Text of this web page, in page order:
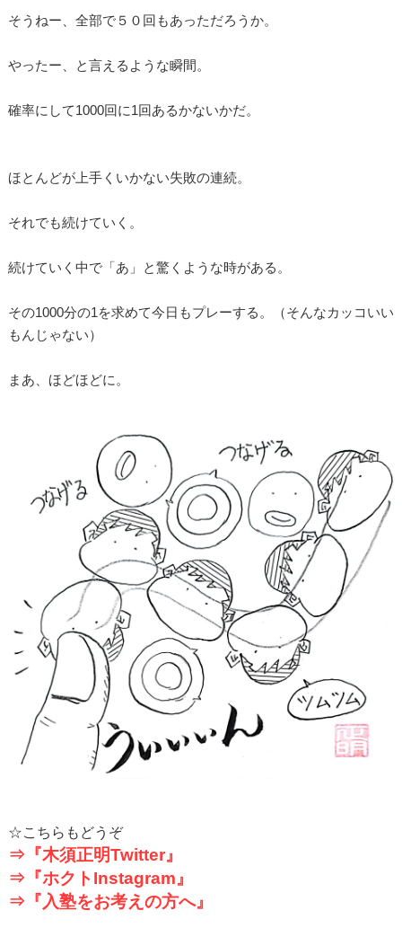
そうねー、全部で５０回もあっただろうか。
やったー、と言えるような瞬間。
確率にして1000回に1回あるかないかだ。
ほとんどが上手くいかない失敗の連続。
それでも続けていく。
続けていく中で「あ」と驚くような時がある。
その1000分の1を求めて今日もプレーする。（そんなカッコいい
もんじゃない）
まあ、ほどほどに。
☆こちらもどうぞ
⇒『木須正明Twitter 』
⇒『ホクトInstagram 』
⇒『入塾をお考えの方へ』